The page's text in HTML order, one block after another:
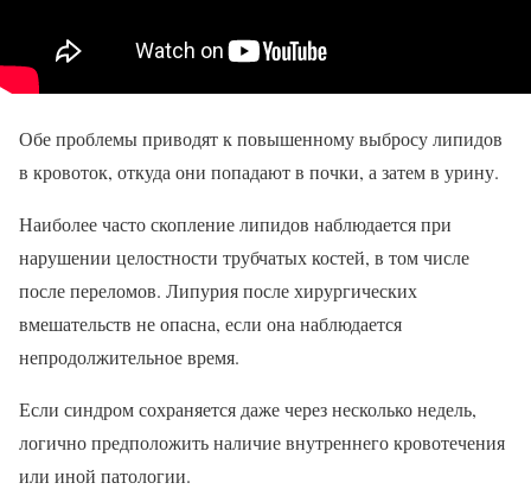
Обе проблемы приводят к повышенному выбросу липидов
в кровоток, откуда они попадают в почки, а затем в урину.
Наиболее часто скопление липидов наблюдается при
нарушении целостности трубчатых костей, в том числе
после переломов. Липурия после хирургических
вмешательств не опасна, если она наблюдается
непродолжительное время.
Если синдром сохраняется даже через несколько недель,
логично предположить наличие внутреннего кровотечения
или иной патологии.